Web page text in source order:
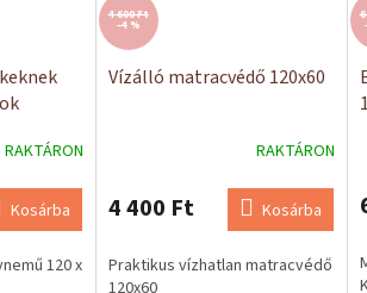
RAKTÁRON
Kosárba
120 x
4 600 Ft
–4 %
Vízálló matracvédő 120x60
RAKTÁRON
4 400 Ft Kosárba
Praktikus vízhatlan matracvédő
120x60